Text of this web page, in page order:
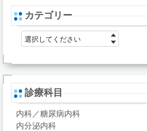
カテゴリー
選択してください
診療科目
内科／糖尿病内科
内分泌内科